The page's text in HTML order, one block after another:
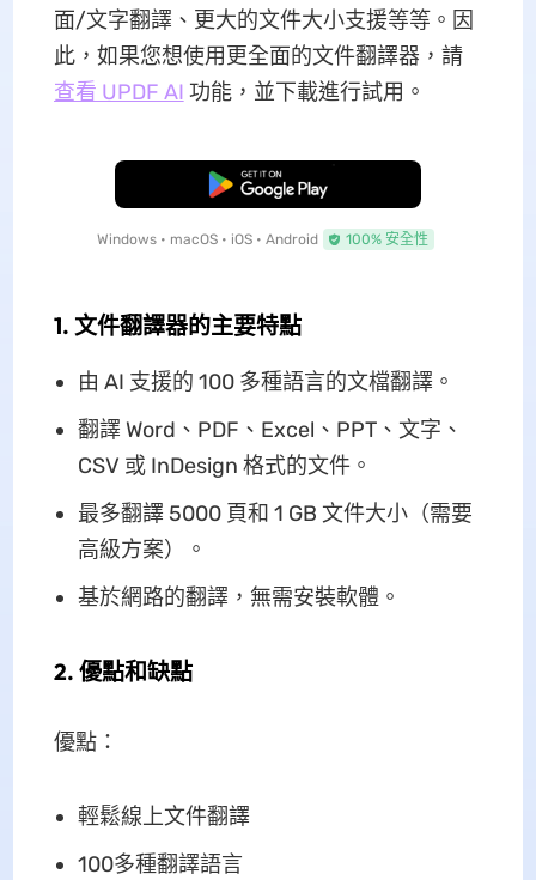
面/文字翻譯、更大的文件大小支援等等。因
此，如果您想使用更全面的文件翻譯器，請
查看 UPDF AI 功能，並下載進行試用。
免費下載
Windows • macOS • iOS • Android 100% 安全性
1. 文件翻譯器的主要特點
由 AI 支援的 100 多種語言的文檔翻譯。
翻譯 Word、PDF、Excel、PPT、文字、
CSV 或 InDesign 格式的文件。
最多翻譯 5000 頁和 1 GB 文件大小（需要
高級方案）。
基於網路的翻譯，無需安裝軟體。
2. 優點和缺點
優點：
輕鬆線上文件翻譯
100多種翻譯語言